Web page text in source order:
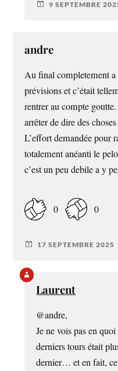
9 SEPTEMBRE
andre
Au final completement
prévisions et c’était
rentrer au compte
arrêter de dire des
L’effort demandée pour
totalement anéanti le
c’est un peu debile a y
0 0
17 SEPTEMBRE 2025
Laurent
@andre,
Je ne vois pas en
derniers tours était
dernier… et en fait,